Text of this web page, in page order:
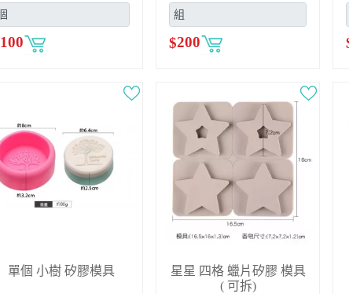
100 $200
單個 小樹 矽膠模具
星星 四格 蠟片矽膠 模具
( 可拆)